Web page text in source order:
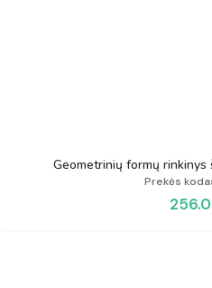
Geometrinių formų rinkinys
Prekės